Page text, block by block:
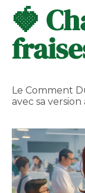
🍓
Le Comment
avec sa version